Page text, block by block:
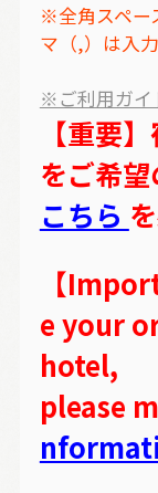
※全角スペー
マ（,）は入
※ご利用ガイ
【重要
をご希
こちら
【
e your
hotel,
please